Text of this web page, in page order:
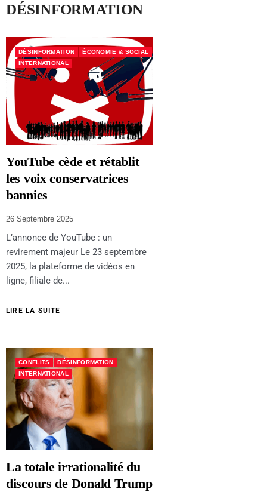
DÉSINFORMATION
DÉSINFORMATION
ÉCONOMIE & SOCIAL
INTERNATIONAL
YouTube cède et rétablit
les voix conservatrices
bannies
26 Septembre 2025
L’annonce de YouTube : un
revirement majeur Le 23 septembre
2025, la plateforme de vidéos en
ligne, filiale de...
LIRE LA SUITE
CONFLITS
DÉSINFORMATION
INTERNATIONAL
La totale irrationalité du
discours de Donald Trump